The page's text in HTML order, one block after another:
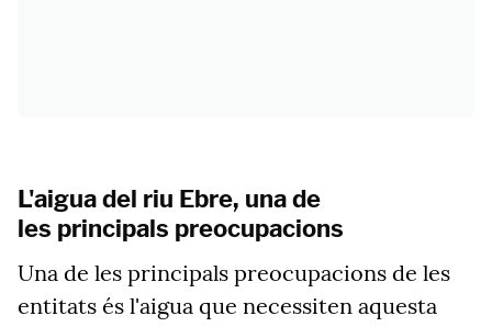
L'aigua del riu Ebre, una de
les principals preocupacions
Una de les principals preocupacions de les
entitats és l'aigua que necessiten aquesta